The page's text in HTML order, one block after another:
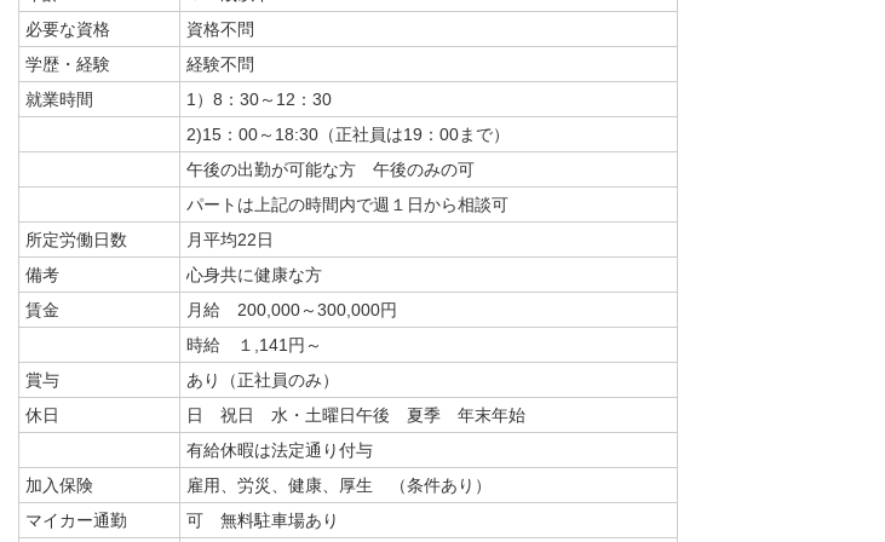
必要な資格
資格不問
学歴・経験
経験不問
就業時間
1）8：30～12：30
2)15：00～18:30（正社員は19：00まで）
午後の出勤が可能な方 午後のみの可
パートは上記の時間内で週１日から相談可
所定労働日数
月平均22日
備考
心身共に健康な方
賃金
月給 200,000～300,000円
時給 １,141円～
賞与
あり（正社員のみ）
休日
日 祝日 水・土曜日午後 夏季 年末年始
有給休暇は法定通り付与
加入保険
雇用、労災、健康、厚生 （条件あり）
マイカー通勤
可 無料駐車場あり